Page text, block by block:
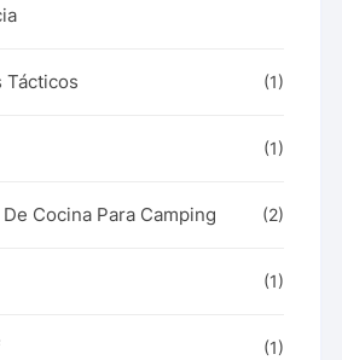
Tácticos (1)
(1)
Cocina Para Camping (2)
(1)
(1)